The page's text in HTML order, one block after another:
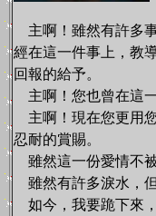
主啊！雖然有許多
經在這一件事上，教
回報的給予。
主啊！您也曾在這
主啊！現在您更用
忍耐的賞賜。
雖然這一份愛情不
雖然有許多淚水，
如今，我要跪下來